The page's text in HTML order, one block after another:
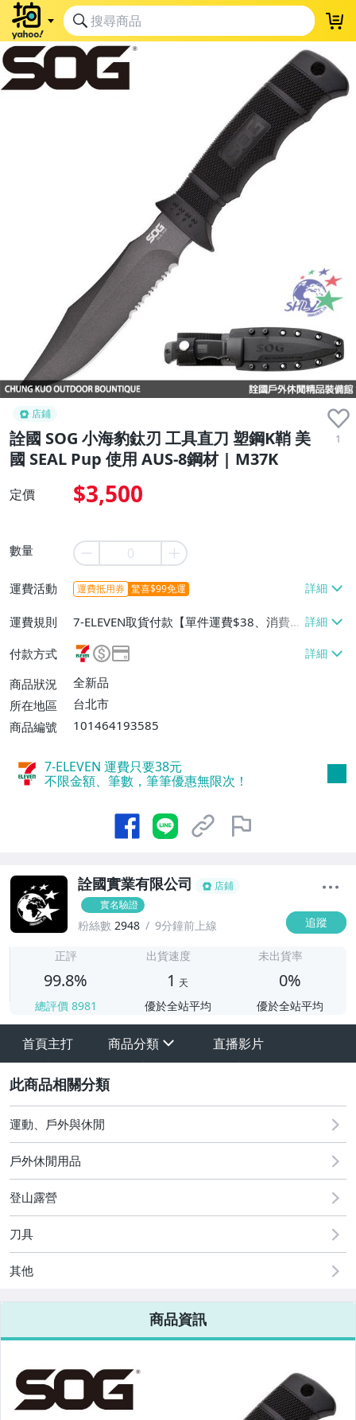
店鋪
詮國 SOG 小海豹鈦刃 工具直刀 塑鋼K鞘 美
國 SEAL Pup 使用 AUS-8鋼材 | M37K
1
定價 $3,500
數量
運費活動 運費抵用券 驚喜$99免運
運費規則
7-ELEVEN取貨付款【單件運費$38、消費滿
$1000免運費】、7-ELEVEN取貨不付款
【單件運費$38、消費滿$1000免運費】、
宅配/貨運【單件運費$100、消費滿$1200
免運費】、郵局掛號【單件運費$50、消費
付款方式
商品狀況
全新品
所在地區
台北市
商品編號
101464193585
7-ELEVEN 運費只要38元
不限金額、筆數，筆筆優惠無限次！
詮國實業有限公司
店鋪
實名驗證
粉絲數 2948 9分鐘前上線 追蹤
正評
99.8%
總評價 8981
出貨速度
1 天
優於全站平均
未出貨率
0%
優於全站平均
首頁主打 商品分類
MAGFORCE馬蓋先
各式白金懷爐
直播影片
運動、戶外與休閒
戶外休閒用品
登山露營
刀具
其他
商品資訊